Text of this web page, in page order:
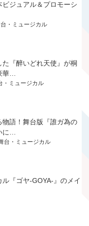
ジュアル＆プロモーシ
・ミュージカル
『醉いどれ天使』が桐
華…
・ミュージカル
語！舞台版『誰ガ為の
に…
台・ミュージカル
『ゴヤ-GOYA-』のメイ